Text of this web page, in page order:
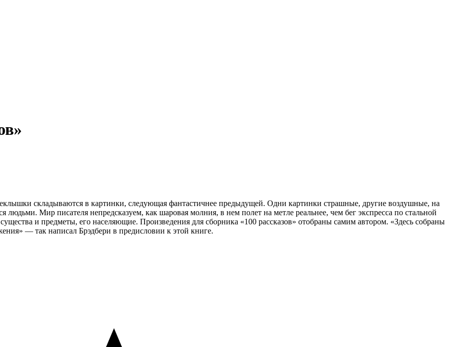
складываются в картинки, следующая фантастичнее предыдущей. Одни картинки страшные, другие воздушные, на
Мир писателя непредсказуем, как шаровая молния, в нем полет на метле реальнее, чем бег экспресса по стальной
сборника «100 рассказов» отобраны самим автором. «Здесь собраны
— так написал Брэдбери в предисловии к этой книге.